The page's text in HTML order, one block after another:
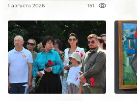
1 августа 2026 151